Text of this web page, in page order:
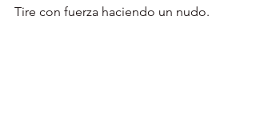
Tire con fuerza haciendo un nudo.